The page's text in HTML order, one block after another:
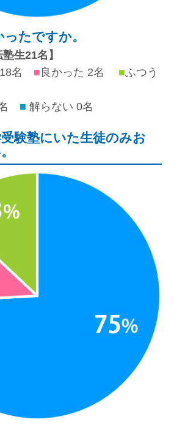
たですか。
生21名】
18名 ■ 良かった 2名 ■ふつう
■ 解らない 0名
験塾にいた生徒のみお